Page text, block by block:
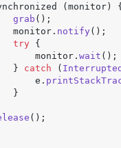
(monitor)
grab ();
monitor.
notify ();
try {
monitor.
wait ();
}
catch (
e.
}
();